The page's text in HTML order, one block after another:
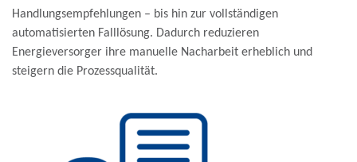
Handlungsempfehlungen – bis hin zur vollständigen
automatisierten Falllösung. Dadurch reduzieren
Energieversorger ihre manuelle Nacharbeit erheblich und
steigern die Prozessqualität.